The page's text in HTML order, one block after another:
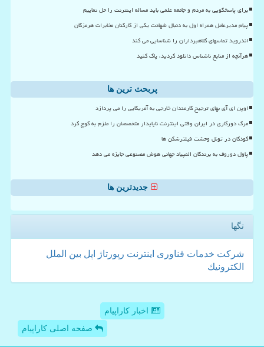
برای پاسخگویی به مردم و جامعه علمی باید مساله اینترنت را حل نماییم
پیام مدیرعامل همراه اول به دنبال شهادت یکی از کارکنان مخابرات هرمزگان
اندروید تماسهای کلاهبرداران را شناسایی می کند
هرآنچه از منابع ناشناس دانلود کردید، پاک کنید
پربحث ترین ها
اوپن ای آی بهای ترجیح کارمندان خارجی به آمریکایی را می پردازد
مرگ دورکاری در ایران وقتی اینترنت ناپایدار متخصصان را ملزم به کوچ کرد
کودکان در تونل وحشت فیلترشکن ها
پاول دوروف به برندگان المپیاد جهانی هوش مصنوعی جایزه می دهد
جدیدترین ها
تگها
شركت خدمات فناوری اینترنت رپورتاژ اپل بین الملل
الكترونیك
اخبار کاراپیام
صفحه اصلی کاراپیام